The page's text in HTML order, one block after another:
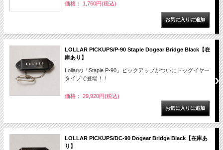
価格： 1,760円(税込)
LOLLAR PICKUPS/P-90 Staple Dogear Bridge Black【在
庫あり】
Lollarの「Staple P-90」ピックアップがついにドッグイヤー
タイプで登場！！
価格： 29,920円(税込)
LOLLAR PICKUPS/DC-90 Dogear Bridge Black【在庫あ
り】